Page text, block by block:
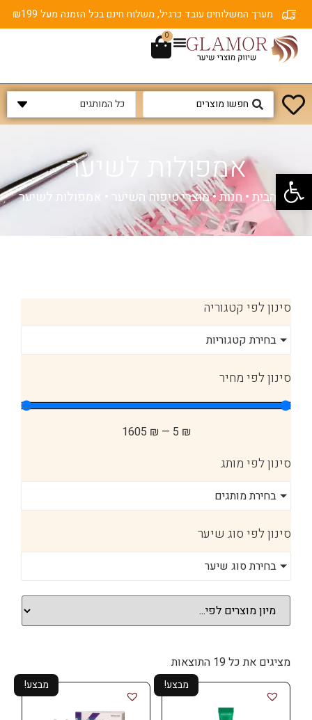
פתח סרגל נגישות
מערך המשלוחים עובד כרגיל, משלוח חינם בכל הזמנה מעל ₪199
0
אמפולות לשיער
דף הבית• חנות•מוצרי טיפוח השיער אמפולות לשיער
סינון לפי קטגוריה
בחירת קטגוריות
סינון לפי מחיר
₪
5
—
₪
1605
סינון לפי מותג
בחירת מותגים
סינון לפי סוג שיער
בחירת סוג שיער
מציגים את כל ⁦19⁩ התוצאות
מבצע! מבצע!